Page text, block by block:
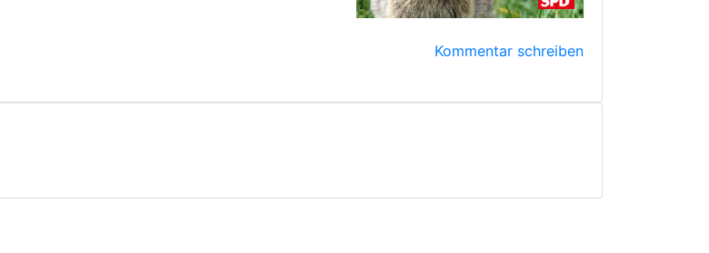
Kommentar schreiben